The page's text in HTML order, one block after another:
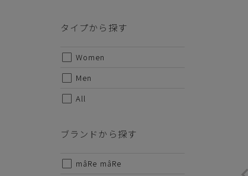
タイプから探す
Women
Men
All
ブランドから探す
mâRe mâRe